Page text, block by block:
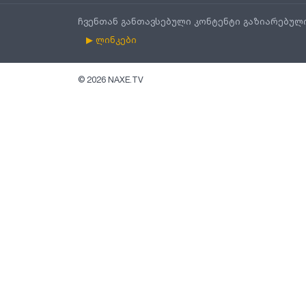
ჩვენთან განთავსებული კონტენტი
▶ ლინკები
© 2026 NAXE.TV